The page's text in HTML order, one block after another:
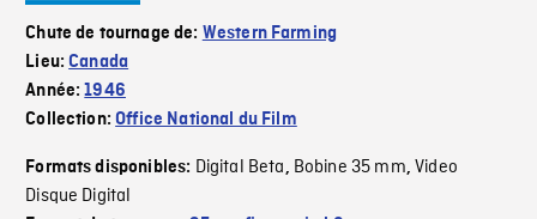
Chute de tournage de: Western Farming
Lieu:Canada
Année:1946
Collection:Office National du Film
Formats disponibles: Digital Beta, Bobine 35 mm,Video
Disque Digital